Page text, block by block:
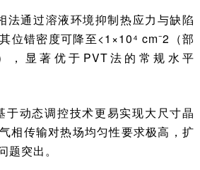
法通过溶液环境抑制热应力与缺陷
位错密度可降至<1×10⁴ cm⁻2（部
，显著优于PVT法的常规水平
于动态调控技术更易实现大尺寸晶
相传输对热场均匀性要求极高，扩
突出。